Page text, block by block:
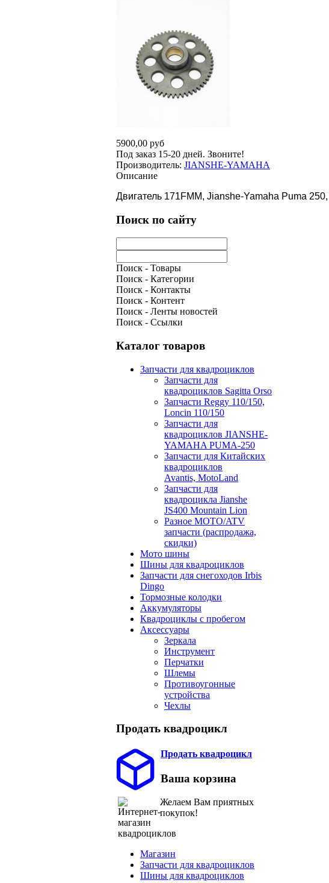
5900,00 руб
Под заказ 15-20 дней. Звоните!
Производитель: JIANSHE-YAMAHA
Описание
Двигатель 171FMM, Jianshe-Yamaha Puma
Поиск по сайту
Поиск - Товары
Поиск - Категории
Поиск - Контакты
Поиск - Контент
Поиск - Ленты новостей
Поиск - Ссылки
Каталог товаров
Запчасти для квадроциклов
Запчасти для
квадроциклов Sagitta Orso
Запчасти Reggy 110/150,
Loncin 110/150
Запчасти для
квадроциклов JIANSHE-
YAMAHA PUMA-250
Запчасти для Китайских
квадроциклов
Avantis, MotoLand
Запчасти для
квадроцикла Jianshe
JS400 Mountain Lion
Разное МОТО/ATV
запчасти (распродажа,
скидки)
Мото шины
Шины для квадроциклов
Запчасти для снегоходов Irbis
Dingo
Тормозные колодки
Аккумуляторы
Квадроциклы с пробегом
Аксессуары
Зеркала
Инструмент
Перчатки
Шлемы
Противоугонные
устройства
Чехлы
Продать квадроцикл
Продать квадроцикл
Ваша корзина
Желаем Вам приятных
покупок!
Магазин
Запчасти для квадроциклов
Шины для квадроциклов